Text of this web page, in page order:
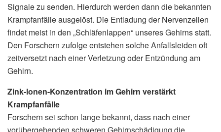
Signale zu senden. Hierdurch werden dann die bekannten
Krampfanfälle ausgelöst. Die Entladung der Nervenzellen
findet meist in den „Schläfenlappen“ unseres Gehirns statt.
Den Forschern zufolge entstehen solche Anfallsleiden oft
zeitversetzt nach einer Verletzung oder Entzündung am
Gehirn.
Zink-Ionen-Konzentration im Gehirn verstärkt
Krampfanfälle
Forschern sei schon lange bekannt, dass nach einer
vorübergehenden schweren Gehirnschädigung die